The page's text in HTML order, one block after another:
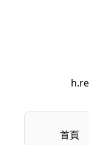
首頁